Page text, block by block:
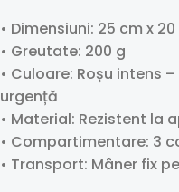
• Dimensiuni: 25 cm x
• Greutate: 200 g
• Culoare: Roșu intens
urgență
• Material: Rezistent la
• Compartimentare: 3
• Transport: Mâner fix